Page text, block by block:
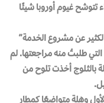
تتوشح غيوم أوروبا شيئًا
عن مشروع الخدمة”
طلبتُ منه مراجعتها. لم
بالثلوج أخذت تلوح من
وهلة متواضعًا كمطار